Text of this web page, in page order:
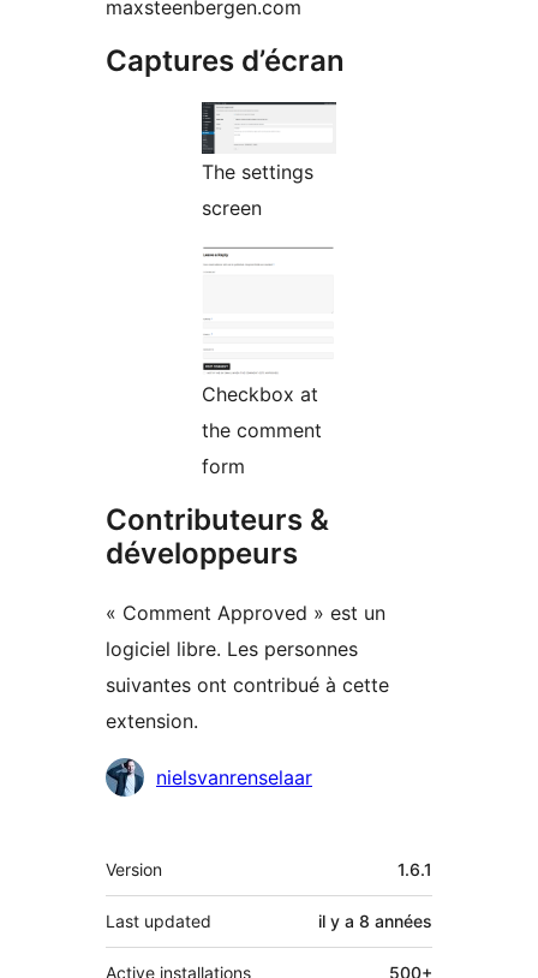
maxsteenbergen.com
Captures d’écran
The settings
screen
Checkbox at
the comment
form
Contributeurs &
développeurs
« Comment Approved » est un
logiciel libre. Les personnes
suivantes ont contribué à cette
extension.
Contributeurs
nielsvanrenselaar
Méta
Version 1.6.1
Last updated il y a 8 années
Active installations 500+